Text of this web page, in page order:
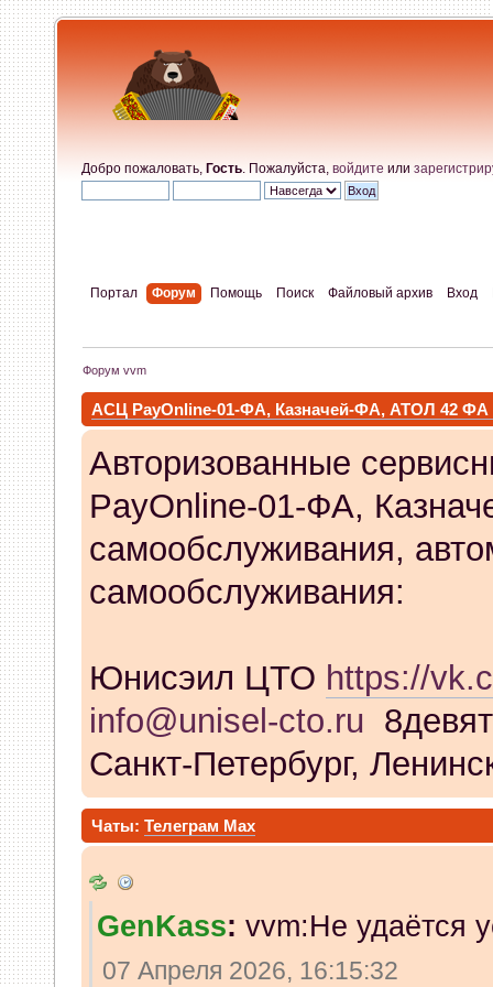
Добро пожаловать, Гость . Пожалуйста, войдите или
Портал Форум Помощь Поиск Файловый архив Вход
Форум vvm
АСЦ PayOnline-01-ФА, Казначей-ФА, АТОЛ 42 ФА
Авторизованные
PayOnline-01-ФА,
самообслуживания,
самообслуживания:
Юнисэил ЦТО https://
info@unisel-cto.ru
Санкт-Петербург,
Чаты:Телеграм Max
GenKass: vvm:Не удаётся
07 Апреля 2026, 16:15:32